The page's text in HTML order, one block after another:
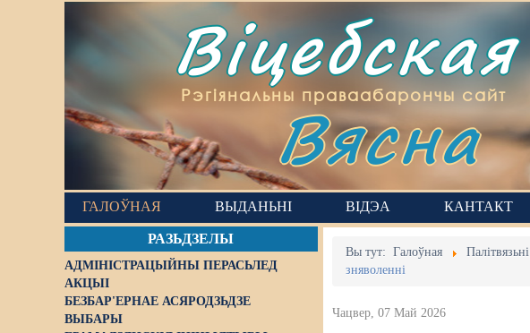
Віцебская
Рэгіянальны праваабарончы сайт
Вясна
ГАЛОЎНАЯ ВЫДАНЬНІ ВІДЭА КАНТАКТ
РАЗЬДЗЕЛЫ
АДМІНІСТРАЦЫЙНЫ ПЕРАСЬЛЕД
АКЦЫІ
БЕЗБАР'ЕРНАЕ АСЯРОДЗЬДЗЕ
ВЫБАРЫ
Вы тут:Галоўная Палітвязьні
зняволенні
Чацвер, 07 Май 2026